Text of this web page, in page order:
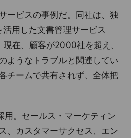
ービスの事例だ。同社は、独
用した文書管理サービス
現在、顧客が2000社を超え、
ようなトラブルと関連してい
チームで共有されず、全体把
。セールス・マーケティン
、カスタマーサクセス、エン